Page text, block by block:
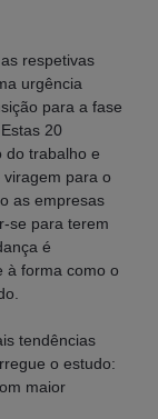
respetivas
urgência
para a fase
20
do trabalho e
para o
as empresas
se para terem
é
à forma como o
tendências
o estudo:
maior